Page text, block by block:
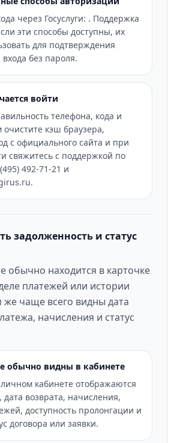
через Госуслуги: . Поддержка
эти способы доступны, их
для подтверждения
без пароля.
войти
телефона, кода и
очистите кэш браузера,
с официального сайта и при
свяжитесь с поддержкой по
492-71-21 и
задолженность и статус
обычно находится в карточке
платежей или истории
же чаще всего видны дата
начисления и статус
обычно видны в кабинете
кабинете отображаются
дата возврата, начисления,
доступность пролонгации и
договора или заявки.